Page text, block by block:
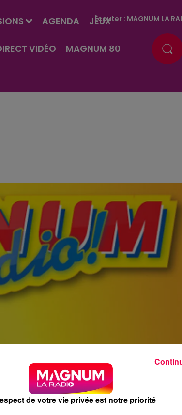
AGENDA JEUX
VIDÉO MAGNUM 80
Écouter : MAGNUM LA
de votre vie privée est notre priorité